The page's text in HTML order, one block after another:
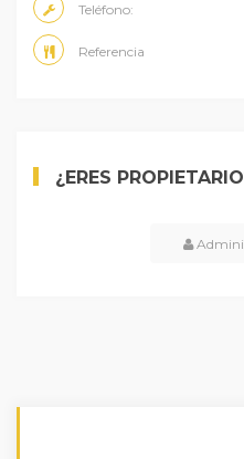
Teléfono:
Referencia
¿ERES